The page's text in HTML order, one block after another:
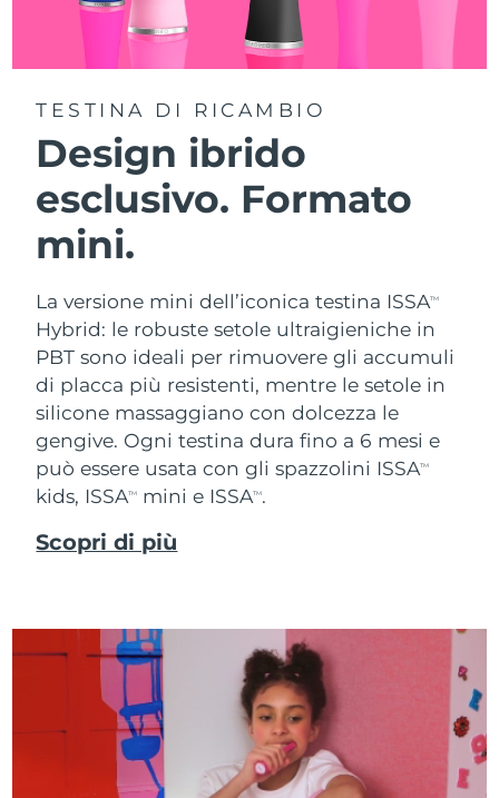
TESTINA DI RICAMBIO
Design ibrido
esclusivo. Formato
mini.
La versione mini dell’iconica testina ISSATM
Hybrid: le robuste setole ultraigieniche in
PBT sono ideali per rimuovere gli accumuli
di placca più resistenti, mentre le setole in
silicone massaggiano con dolcezza le
gengive. Ogni testina dura fino a 6 mesi e
può essere usata con gli spazzolini ISSATM
kids, ISSATM mini e ISSATM.
Scopri di più